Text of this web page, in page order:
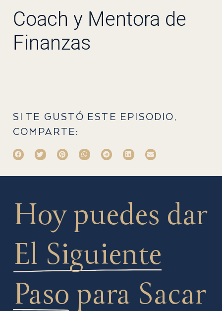
Coach y Mentora de
Finanzas
SI TE GUSTÓ ESTE EPISODIO,
COMPARTE:
Hoy puedes dar
El Siguiente
Paso para Sacar